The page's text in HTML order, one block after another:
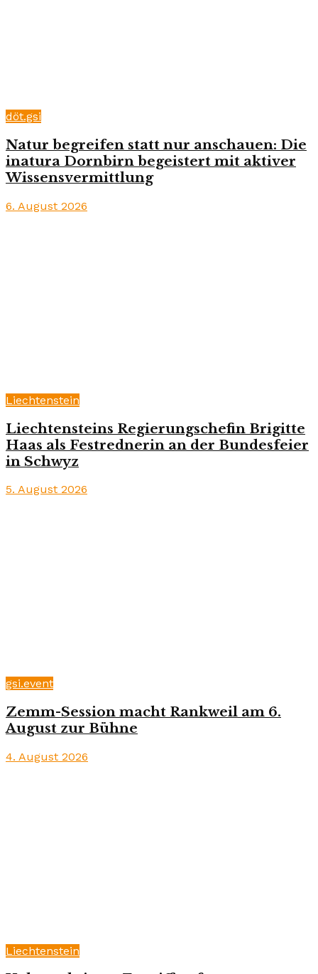
döt.gsi
Natur begreifen statt nur anschauen: Die
inatura Dornbirn begeistert mit aktiver
Wissensvermittlung
6. August 2026
Liechtenstein
Liechtensteins Regierungschefin Brigitte
Haas als Festrednerin an der Bundesfeier
in Schwyz
5. August 2026
gsi.event
Zemm-Session macht Rankweil am 6.
August zur Bühne
4. August 2026
Liechtenstein